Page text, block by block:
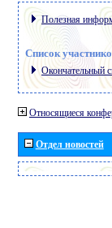
Полезная
Список
Окончательный
Относящиеся
Отдел новостей